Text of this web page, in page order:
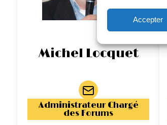
Accepter
Michel Locquet
Administrateur Chargé
des Forums